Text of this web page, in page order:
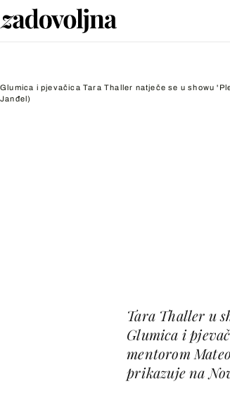
Glumica i pjevačica Tara Thaller natječe se u showu
Janđel)
Tara Thaller u
Glumica i
mentorom
prikazuje na